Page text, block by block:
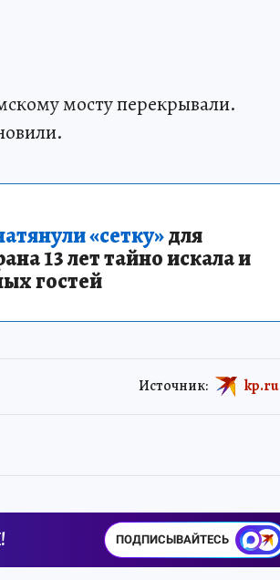
мосту перекрывали.
«сетку»для
13 лет тайно искала и
гостей
Источник: kp.ru
ПОДПИСЫВАЙТЕСЬ